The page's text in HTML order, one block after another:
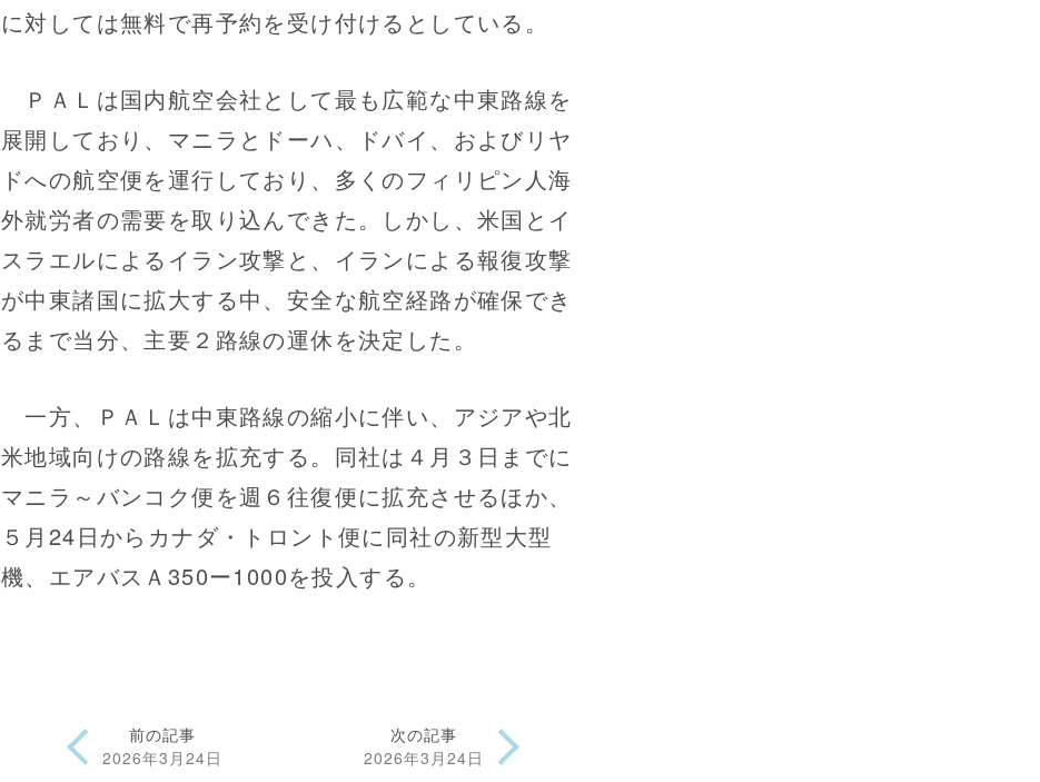
に対しては無料で再予約を受け付けるとしている。
ＰＡＬは国内航空会社として最も広範な中東路線を
展開しており、マニラとドーハ、ドバイ、およびリヤ
ドへの航空便を運行しており、多くのフィリピン人海
外就労者の需要を取り込んできた。しかし、米国とイ
スラエルによるイラン攻撃と、イランによる報復攻撃
が中東諸国に拡大する中、安全な航空経路が確保でき
るまで当分、主要２路線の運休を決定した。
一方、ＰＡＬは中東路線の縮小に伴い、アジアや北
米地域向けの路線を拡充する。同社は４月３日までに
マニラ～バンコク便を週６往復便に拡充させるほか、
５月24日からカナダ・トロント便に同社の新型大型
機、エアバスＡ350ー1000を投入する。
前の記事
2026年3月24日
次の記事
2026年3月24日